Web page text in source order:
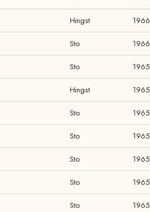
Hingst 1966
Sto 1966
Sto 1965
Hingst 1965
Sto 1965
Sto 1965
Sto 1965
Sto 1965
Sto 1965